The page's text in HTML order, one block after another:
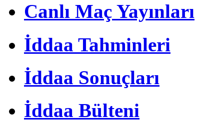
Canlı Maç Yayınları
İddaa Tahminleri
İddaa Sonuçları
İddaa Bülteni